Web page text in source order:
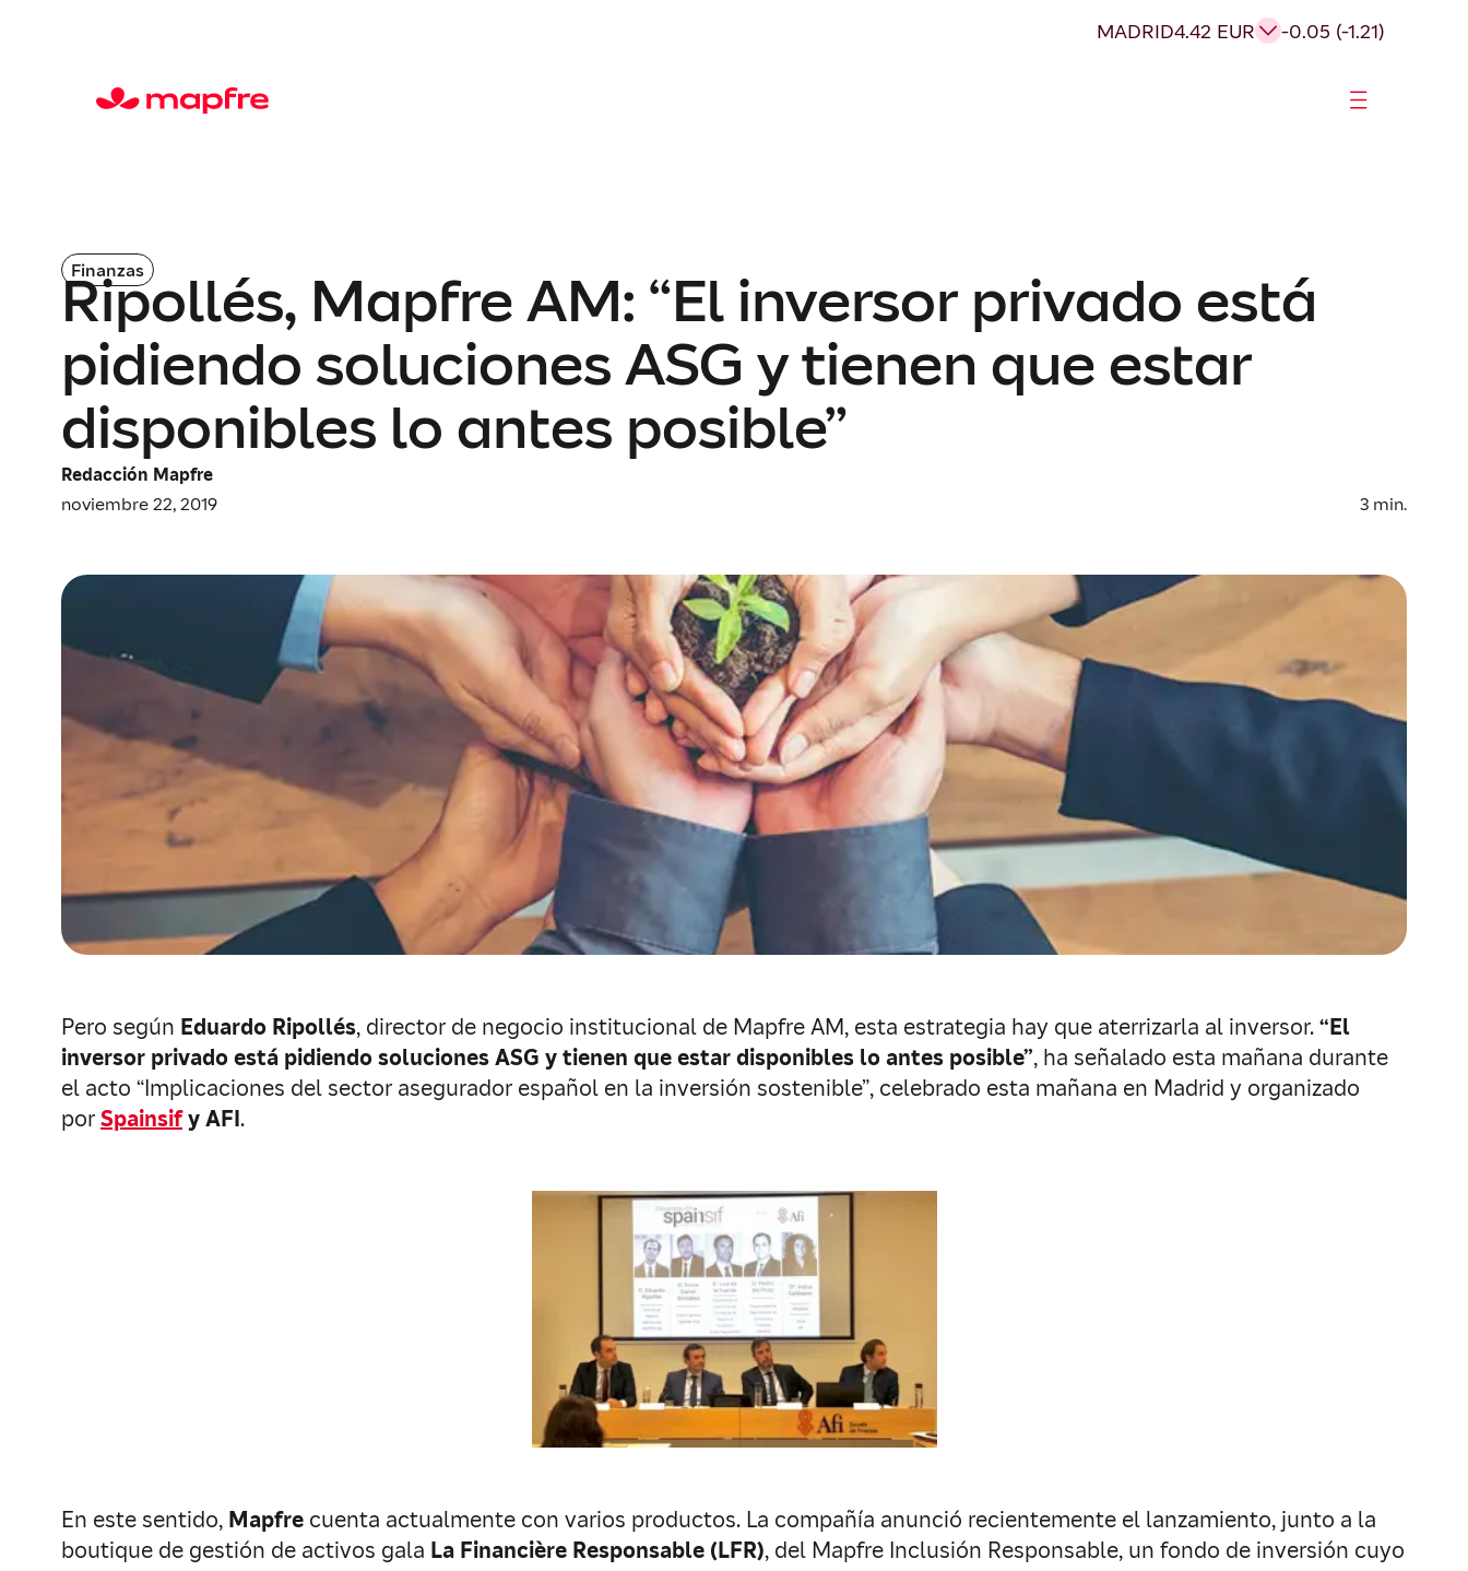
MADRID4.42 EUR -0.05 (-1.21)
Finanzas
Ripollés, Mapfre AM: “El inversor privado está
pidiendo soluciones ASG y tienen que estar
disponibles lo antes posible”
Redacción Mapfre
noviembre 22, 2019
3 min.
Pero según Eduardo Ripollés, director de negocio institucional de Mapfre AM, esta estrategia hay que aterrizarla al inversor.“El
inversor privado está pidiendo soluciones ASG y tienen que estar disponibles lo antes posible”, ha señalado esta mañana durante
el acto “Implicaciones del sector asegurador español en la inversión sostenible”, celebrado esta mañana en Madrid y organizado
porSpainsify AFI.
En este sentido, Mapfre cuenta actualmente con varios productos. La compañía anunció recientemente el lanzamiento, junto a la
boutique de gestión de activos gala La Financière Responsable (LFR), del Mapfre Inclusión Responsable, un fondo de inversión cuyo